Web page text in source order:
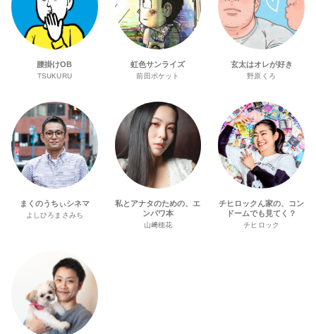
腰掛けOB
TSUKURU
虹色サンライズ
前田ポケット
玄太はオレが好き
野原くろ
まくのうちぃシネマ
よしひろまさみち
私とアナタのための、エ
ンパワ本
山﨑穂花
チヒロックん家の、コン
ドームでも見てく？
チヒロック